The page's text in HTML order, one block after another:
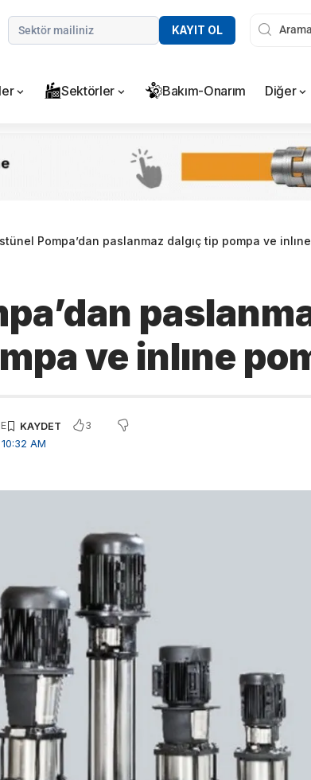
KAYIT OL
Sektörler Bakım-Onarım Diğer
Pompa’dan paslanmaz dalgıç tip pompa ve
ve inlıne
AM
3